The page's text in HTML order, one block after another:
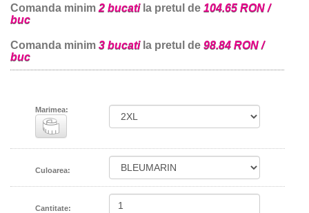
Comanda minim 2 bucatila pretul de 104.65 RON /
buc
Comanda minim 3 bucatila pretul de 98.84 RON /
buc
Marimea:
Culoarea:
Cantitate: